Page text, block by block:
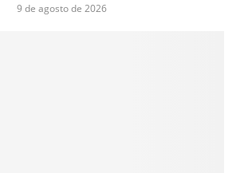
9 de agosto de 2026